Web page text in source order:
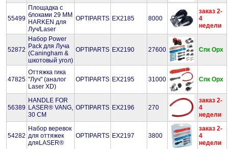
55499
Площадка с
блоками 29 MM
HARKEN для
Луч/Laser
OPTIPARTS EX2185 8000
заказ 2-
4
недели
52872
Набор Power
Pack для Луча
(Caningham &
шкотовый угол)
OPTIPARTS EX2190 27600 Спк Орх
47825
Оттяжка гика
"Луч" (аналог
Laser XD)
OPTIPARTS EX2195 31000 Спк Орх
56389
HANDLE FOR
LASER® VANG,
30 CM
OPTIPARTS EX2196 270
заказ 2-
4
недели
54282
Набор веревок
для оттяжек
дляLASER®
OPTIPARTS EX2197 3800
заказ 2-
4
недели